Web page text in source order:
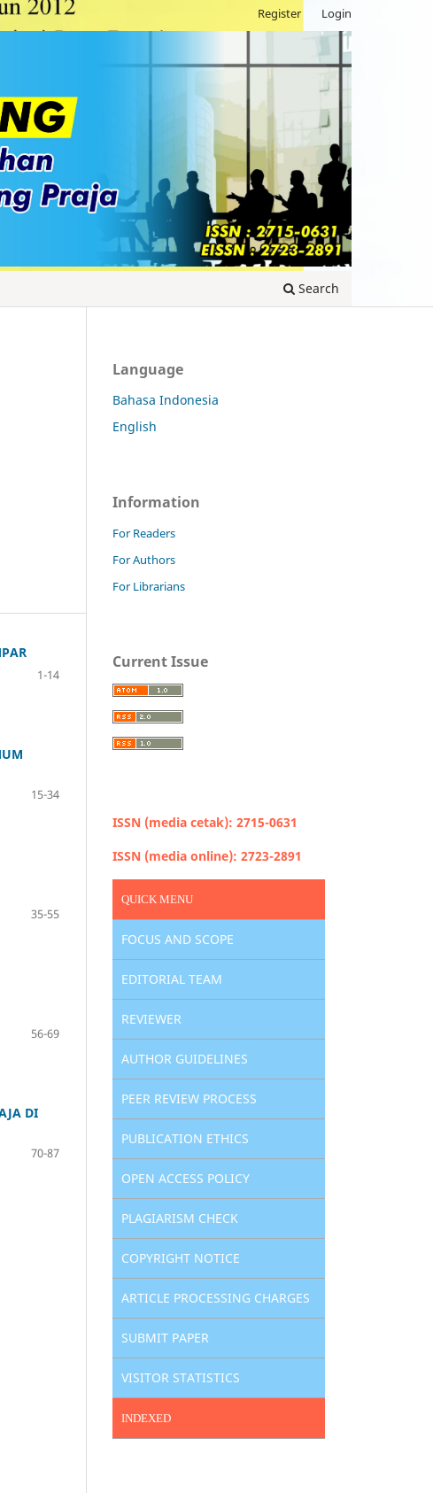
Search
Register Login
1-14
15-34
35-55
56-69
DI
70-87
Language
Bahasa Indonesia
English
Information
For Readers
For Authors
For Librarians
Current Issue
ISSN (media cetak): 2715-0631
ISSN (media online): 2723-2891
QUICK MENU
FOCUS AND SCOPE
EDITORIAL TEAM
REVIEWER
AUTHOR GUIDELINES
PEER REVIEW PROCESS
PUBLICATION ETHICS
OPEN ACCESS POLICY
PLAGIARISM CHECK
COPYRIGHT NOTICE
ARTICLE PROCESSING CHARGES
SUBMIT PAPER
VISITOR STATISTICS
INDEXED